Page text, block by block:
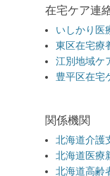
在宅ケア連
いしかり医
東区在宅療
江別地域ケ
豊平区在宅
関係機関
北海道介護
北海道医療
北海道高齢